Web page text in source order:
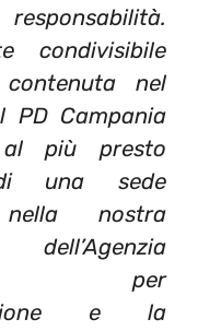
condivisibile
nel
PD Campania
più presto
una sede
nostra
per
e la